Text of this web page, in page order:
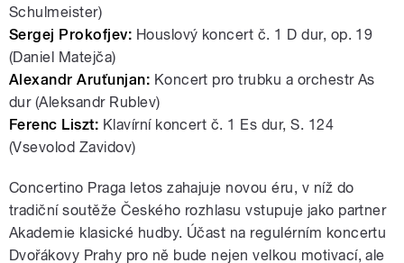
Schulmeister)
Sergej Prokofjev: Houslový koncert č. 1 D dur, op. 19
(Daniel Matejča)
Alexandr Aruťunjan: Koncert pro trubku a orchestr As
dur (Aleksandr Rublev)
Ferenc Liszt: Klavírní koncert č. 1 Es dur, S. 124
(Vsevolod Zavidov)
Concertino Praga letos zahajuje novou éru, v níž do
tradiční soutěže Českého rozhlasu vstupuje jako partner
Akademie klasické hudby. Účast na regulérním koncertu
Dvořákovy Prahy pro ně bude nejen velkou motivací, ale